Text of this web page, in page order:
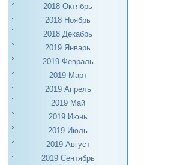
2018 Октябрь
2018 Ноябрь
2018 Декабрь
2019 Январь
2019 Февраль
2019 Март
2019 Апрель
2019 Май
2019 Июнь
2019 Июль
2019 Август
2019 Сентябрь